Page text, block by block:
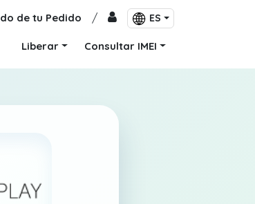
de tu Pedido / ES
Liberar Consultar IMEI